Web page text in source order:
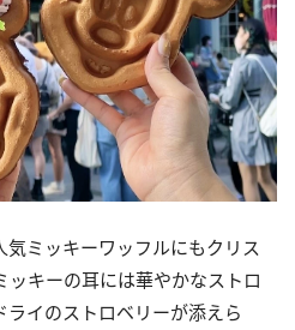
ミッキーワッフルにもクリス
キーの耳には華やかなストロ
イのストロベリーが添えら